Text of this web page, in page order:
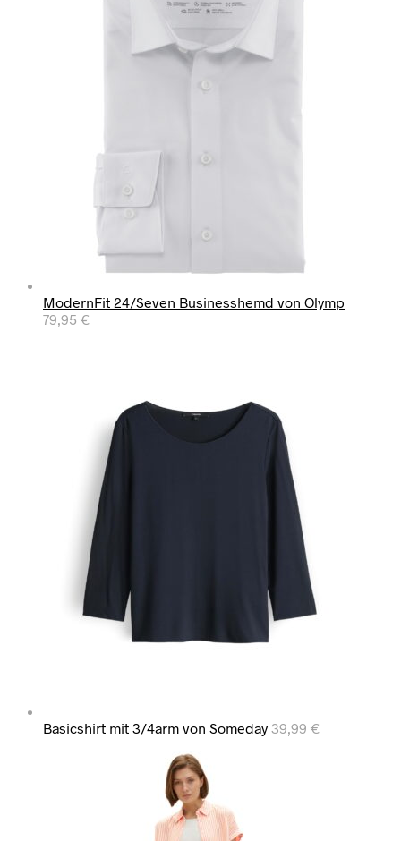
ModernFit 24/Seven Businesshemd von Olymp
79,95 €
Basicshirt mit 3/4arm von Someday 39,99 €